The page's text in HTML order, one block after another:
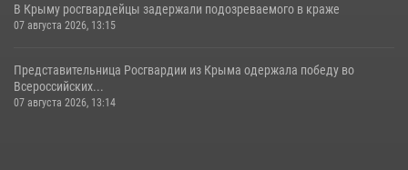
В Крыму росгвардейцы задержали подозреваемого в краже
07 августа 2026, 13:15
Представительница Росгвардии из Крыма одержала победу во
Всероссийских...
07 августа 2026, 13:14